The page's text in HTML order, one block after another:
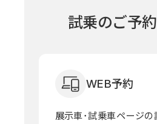
試乗のご予
WEB予約
展示車･試乗車ページの